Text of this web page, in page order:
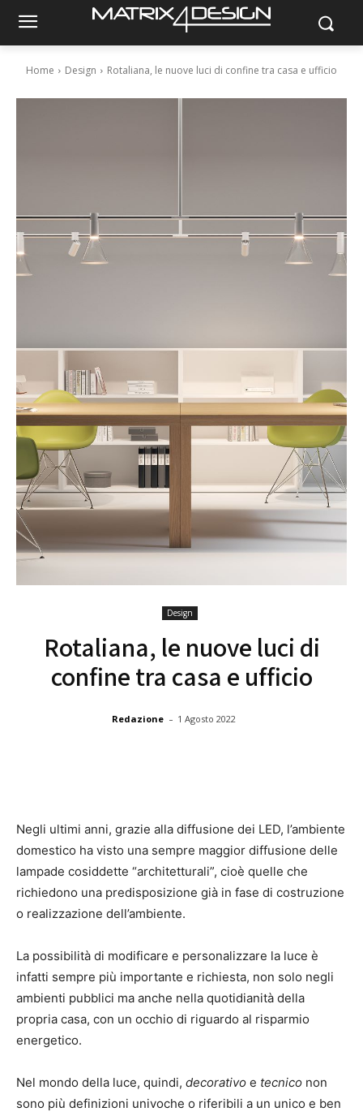
Home Design Rotaliana, le nuove luci di confine tra casa e ufficio
Design
Rotaliana, le nuove luci di
confine tra casa e ufficio
Redazione - 1 Agosto 2022
Negli ultimi anni, grazie alla diffusione dei LED, l’ambiente
domestico ha visto una sempre maggior diffusione delle
lampade cosiddette “architetturali”, cioè quelle che
richiedono una predisposizione già in fase di costruzione
o realizzazione dell’ambiente.
La possibilità di modificare e personalizzare la luce è
infatti sempre più importante e richiesta, non solo negli
ambienti pubblici ma anche nella quotidianità della
propria casa, con un occhio di riguardo al risparmio
energetico.
Nel mondo della luce, quindi, decorativo e tecnico non
sono più definizioni univoche o riferibili a un unico e ben